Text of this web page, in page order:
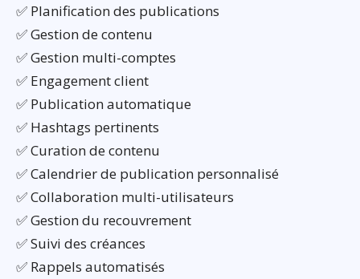
✅ Planification des publications
✅ Gestion de contenu
✅ Gestion multi-comptes
✅ Engagement client
✅ Publication automatique
✅ Hashtags pertinents
✅ Curation de contenu
✅ Calendrier de publication personnalisé
✅ Collaboration multi-utilisateurs
✅ Gestion du recouvrement
✅ Suivi des créances
✅ Rappels automatisés